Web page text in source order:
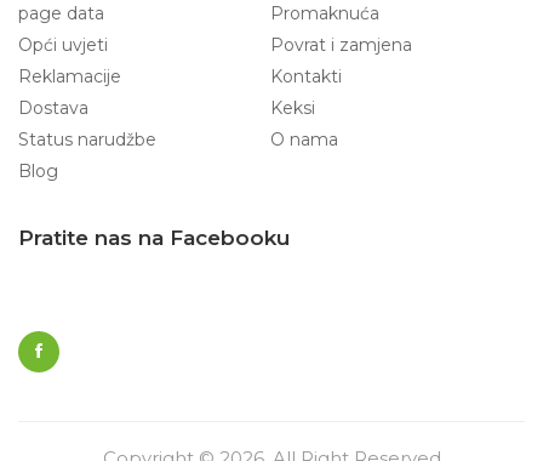
page data
Promaknuća
Opći uvjeti
Povrat i zamjena
Reklamacije
Kontakti
Dostava
Keksi
Status narudžbe
O nama
Blog
Pratite nas na Facebooku